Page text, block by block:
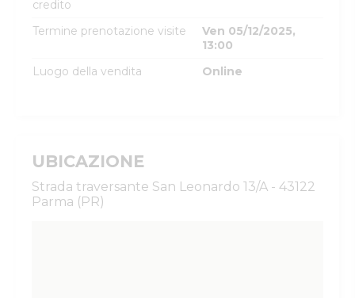
credito
Termine prenotazione visite
Ven 05/12/2025,
13:00
Luogo della vendita
Online
UBICAZIONE
Strada traversante San Leonardo 13/A - 43122
Parma (PR)